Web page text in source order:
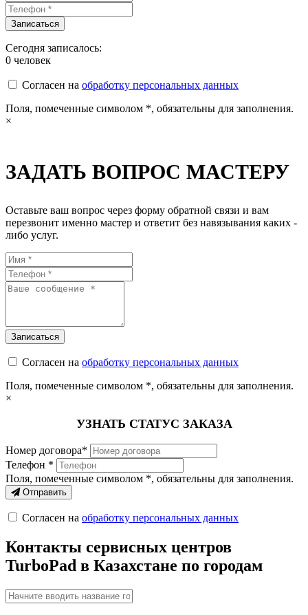
Сегодня записалось:
0 человек
Согласен на обработку персональных данных
Поля, помеченные символом *, обязательны для заполнения.
×
ЗАДАТЬ ВОПРОС МАСТЕРУ
Оставьте ваш вопрос через форму обратной связи и вам
перезвонит именно мастер и ответит без навязывания каких -
либо услуг.
Согласен на обработку персональных данных
Поля, помеченные символом *, обязательны для заполнения.
×
УЗНАТЬ СТАТУС ЗАКАЗА
Номер договора*
Телефон *
Поля, помеченные символом *, обязательны для заполнения.
Отправить
Согласен на обработку персональных данных
Контакты сервисных центров
TurboPad в Казахстане по городам